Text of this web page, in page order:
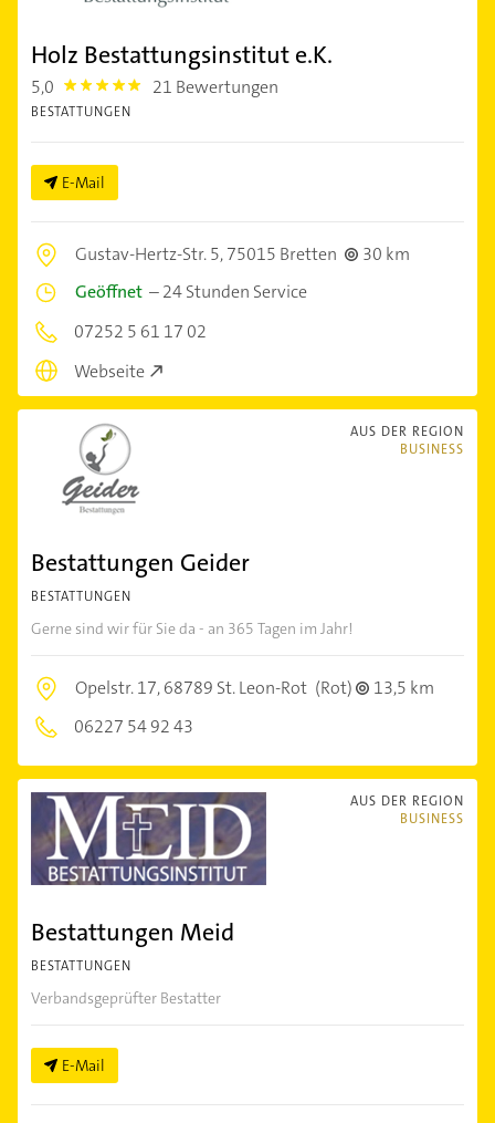
Holz Bestattungsinstitut e.K.
5,0 5.0 21 Bewertungen
BESTATTUNGEN
E-Mail
Gustav-Hertz-Str. 5,75015 Bretten
30 km
Geöffnet –24 Stunden Service
07252 5 61 17 02
Webseite
AUS DER REGION
BUSINESS
Bestattungen Geider
BESTATTUNGEN
Gerne sind wir für Sie da - an 365 Tagen im Jahr!
Opelstr. 17,68789 St. Leon-Rot (Rot)
13,5 km
06227 54 92 43
AUS DER REGION
BUSINESS
Bestattungen Meid
BESTATTUNGEN
Verbandsgeprüfter Bestatter
E-Mail